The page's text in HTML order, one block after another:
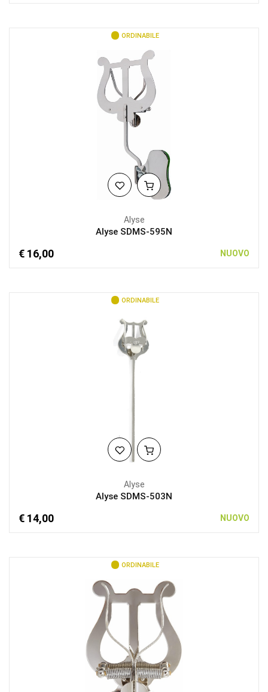
ORDINABILE
Alyse
Alyse SDMS-595N
€ 16,00 NUOVO
ORDINABILE
Alyse
Alyse SDMS-503N
€ 14,00 NUOVO
ORDINABILE